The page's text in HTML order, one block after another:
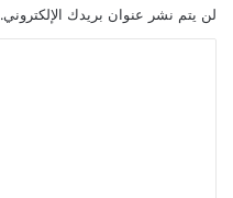
لن يتم نشر عنوان بريدك الإلكتروني.